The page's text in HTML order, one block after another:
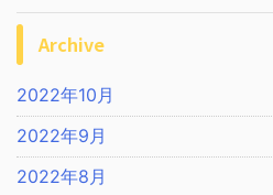
Archive
2022年10月
2022年9月
2022年8月